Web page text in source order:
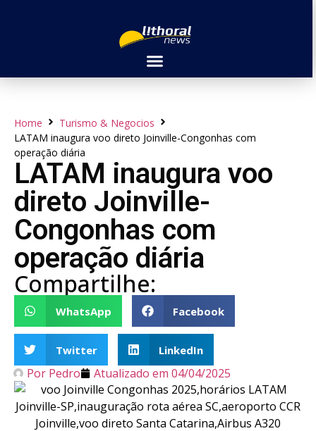
Home
Turismo & Negocios
LATAM inaugura voo direto Joinville-Congonhas com
operação diária
LATAM inaugura voo
direto Joinville-
Congonhas com
operação diária
Compartilhe:
WhatsApp Facebook
Twitter LinkedIn
Por Pedro Atualizado em 04/04/2025